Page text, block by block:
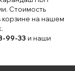
Стоимость
корзине на нашем
99-33 и наши